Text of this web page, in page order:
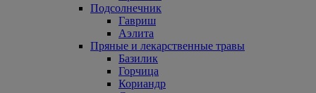
Подсолнечник
Гавриш
Аэлита
Пряные и лекарственные травы
Базилик
Горчица
Кориандр